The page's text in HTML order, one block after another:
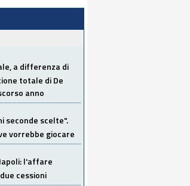
a differenza di
totale di De
anno
seconde scelte".
vorrebbe giocare
l'affare
cessioni